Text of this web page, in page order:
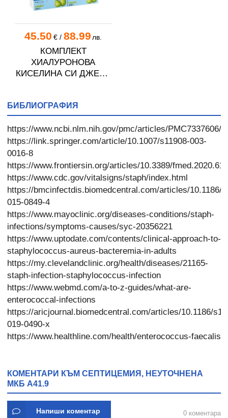
45.50 €/ 88.99 лв.
КОМПЛЕКТ
ХИАЛУРОНОВА
КИСЕЛИНА СИ ДЖЕЛИ
БИБЛИОГРАФИЯ
https://www.ncbi.nlm.nih.gov/pmc/articles/PMC7337606/
https://link.springer.com/article/10.1007/s11908-003-
0016-8
https://www.frontiersin.org/articles/10.3389/
https://www.cdc.gov/vitalsigns/staph/index.html
https://bmcinfectdis.biomedcentral.com/articles/10.1186/
015-0849-4
https://www.mayoclinic.org/diseases-conditions/staph-
infections/symptoms-causes/syc-20356221
https://www.uptodate.com/contents/clinical-approach-to-
staphylococcus-aureus-bacteremia-in-adults
https://my.clevelandclinic.org/health/diseases/21165-
staph-infection-staphylococcus-infection
https://www.webmd.com/a-to-z-guides/what-are-
enterococcal-infections
https://aricjournal.biomedcentral.com/articles/10.1186/
019-0490-x
https://www.healthline.com/health/enterococcus-faecalis
КОМЕНТАРИ КЪМ СЕПТИЦЕМИЯ, НЕУТОЧНЕНА
МКБ A41.9
Напиши коментар 0 коментара